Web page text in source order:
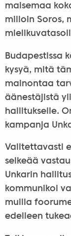
maisemaa
milloin Soros,
Budapestissa
kysyä, mitä
mainontaa
äänestäjistä
hallitukselle.
kampanja
Valitettavasti
selkeää
Unkarin
kommunikoi
muilla
edelleen